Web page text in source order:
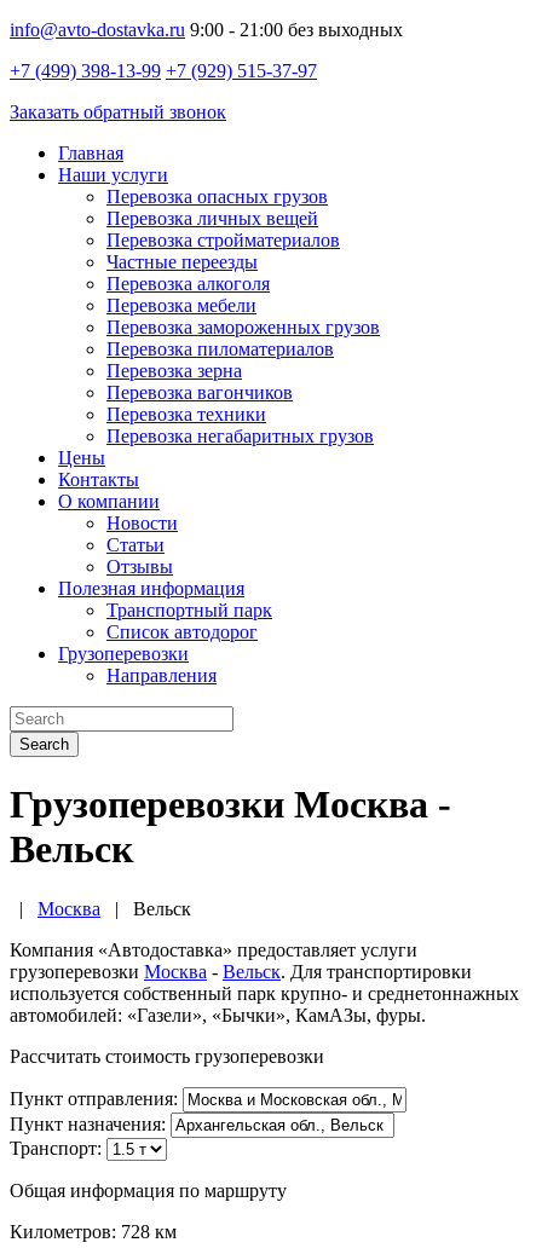
info@avto-dostavka.ru 9:00 - 21:00 без выходных
+7 (499) 398-13-99 +7 (929) 515-37-97
Заказать обратный звонок
Главная
Наши услуги
Перевозка опасных грузов
Перевозка личных вещей
Перевозка стройматериалов
Частные переезды
Перевозка алкоголя
Перевозка мебели
Перевозка замороженных грузов
Перевозка пиломатериалов
Перевозка зерна
Перевозка вагончиков
Перевозка техники
Перевозка негабаритных грузов
Цены
Контакты
О компании
Новости
Статьи
Отзывы
Полезная информация
Транспортный парк
Список автодорог
Грузоперевозки
Направления
Search
Грузоперевозки Москва -
Вельск
| Москва | Вельск
Компания «Автодоставка» предоставляет услуги
грузоперевозки Москва - Вельск. Для транспортировки
используется собственный парк крупно- и среднетоннажных
автомобилей: «Газели», «Бычки», КамАЗы, фуры.
Рассчитать стоимость грузоперевозки
Пункт отправления:
Пункт назначения:
Транспорт:
Общая информация по маршруту
Километров: 728 км